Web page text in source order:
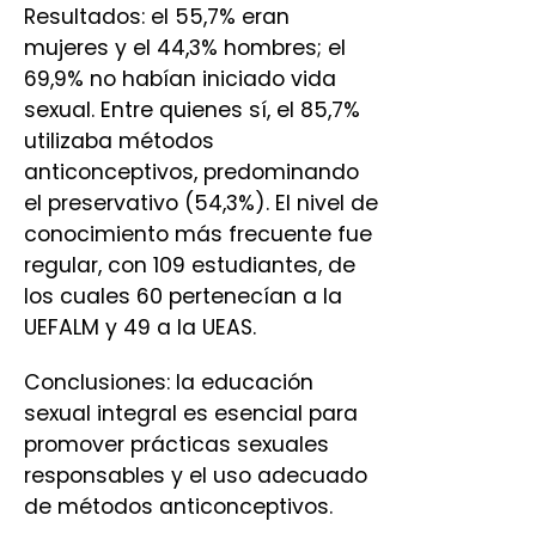
Resultados: el 55,7% eran
mujeres y el 44,3% hombres; el
69,9% no habían iniciado vida
sexual. Entre quienes sí, el 85,7%
utilizaba métodos
anticonceptivos, predominando
el preservativo (54,3%). El nivel de
conocimiento más frecuente fue
regular, con 109 estudiantes, de
los cuales 60 pertenecían a la
UEFALM y 49 a la UEAS.
Conclusiones: la educación
sexual integral es esencial para
promover prácticas sexuales
responsables y el uso adecuado
de métodos anticonceptivos.